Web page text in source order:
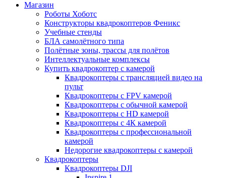
Магазин
Роботы Хоботс
Конструкторы квадрокоптеров Феникс
Учебные стенды
БЛА самолётного типа
Полётные зоны, трассы для полётов
Интеллектуальные комплексы
Купить квадрокоптер с камерой
Квадрокоптеры с трансляцией видео на
пульт
Квадрокоптеры с FPV камерой
Квадрокоптеры с обычной камерой
Квадрокоптеры с HD камерой
Квадрокоптеры с 4К камерой
Квадрокоптеры с профессиональной
камерой
Недорогие квадрокоптеры с камерой
Квадрокоптеры
Квадрокоптеры DJI